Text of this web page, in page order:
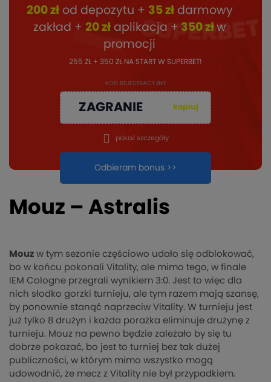
200 złod depozytu + 35 złdarmowy
zakład + 20 złaplikacja + 350 zł w
promocji
255 ZŁ + 350 ZŁ NA START W SUPERBET!
KOD REJESTRACYJNY
ZAGRANIE kopiuj
Odbieram bonus >>
pokaż szczegóły
Mouz – Astralis
Mouz w tym sezonie częściowo udało się odblokować,
bo w końcu pokonali Vitality, ale mimo tego, w finale
IEM Cologne przegrali wynikiem 3:0. Jest to więc dla
nich słodko gorzki turnieju, ale tym razem mają szansę,
by ponownie stanąć naprzeciw Vitality. W turnieju jest
już tylko 8 drużyn i każda porażka eliminuje drużynę z
turnieju. Mouz na pewno będzie zależało by się tu
dobrze pokazać, bo jest to turniej bez tak dużej
publiczności, w którym mimo wszystko mogą
udowodnić, że mecz z Vitality nie był przypadkiem.